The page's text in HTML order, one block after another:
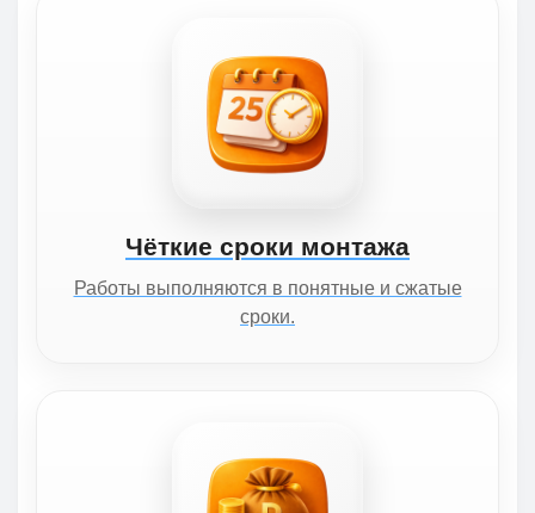
Чёткие сроки монтажа
Работы выполняются в понятные и сжатые
сроки.